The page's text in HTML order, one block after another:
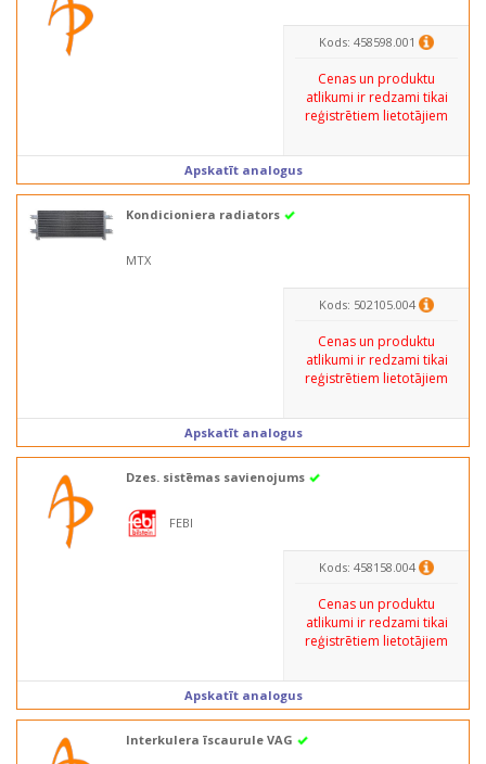
Kods: 458598.001
Cenas un produktu
atlikumi ir redzami tikai
reģistrētiem lietotājiem
Apskatīt analogus
Kondicioniera radiators
MTX
Kods: 502105.004
Cenas un produktu
atlikumi ir redzami tikai
reģistrētiem lietotājiem
Apskatīt analogus
Dzes. sistēmas savienojums
FEBI
Kods: 458158.004
Cenas un produktu
atlikumi ir redzami tikai
reģistrētiem lietotājiem
Apskatīt analogus
Interkulera īscaurule VAG